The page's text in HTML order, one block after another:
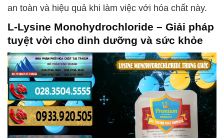
an toàn và hiệu quả khi làm việc với hóa chất này.
L-Lysine Monohydrochloride – Giải pháp
tuyệt vời cho dinh dưỡng và sức khỏe